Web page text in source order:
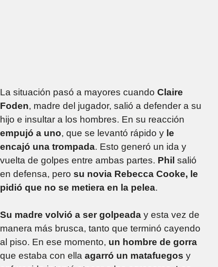
La situación pasó a mayores cuando Claire
Foden, madre del jugador, salió a defender a su
hijo e insultar a los hombres. En su reacción
empujó a uno, que se levantó rápido y le
encajó una trompada. Esto generó un ida y
vuelta de golpes entre ambas partes. Phil salió
en defensa, pero su novia Rebecca Cooke, le
pidió que no se metiera en la pelea.
Su madre volvió a ser golpeada y esta vez de
manera más brusca, tanto que terminó cayendo
al piso. En ese momento, un hombre de gorra
que estaba con ella agarró un matafuegos y